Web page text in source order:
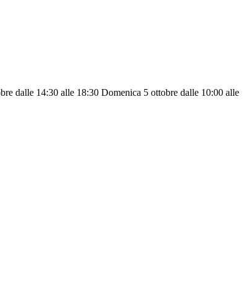
dalle 14:30 alle 18:30 Domenica 5 ottobre dalle 10:00 alle